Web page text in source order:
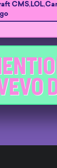
CMS,LOL,